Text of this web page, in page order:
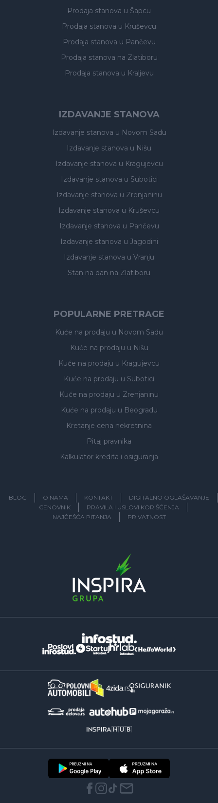
Prodaja stanova u Šapcu
Prodaja stanova u Kruševcu
Prodaja stanova u Pančevu
Prodaja stanova na Zlatiboru
Prodaja stanova u Kraljevu
IZDAVANJE STANOVA
Izdavanje stanova u Novom Sadu
Izdavanje stanova u Nišu
Izdavanje stanova u Kragujevcu
Izdavanje stanova u Subotici
Izdavanje stanova u Zrenjaninu
Izdavanje stanova u Kruševcu
Izdavanje stanova u Pančevu
Izdavanje stanova u Jagodini
Izdavanje stanova u Vranju
Stan na dan na Zlatiboru
POPULARNE PRETRAGE
Kuće na prodaju u Novom Sadu
Kuće na prodaju u Nišu
Kuće na prodaju u Kragujevcu
Kuće na prodaju u Subotici
Kuće na prodaju u Zrenjaninu
Kuće na prodaju u Beogradu
Kretanje cena nekretnina
Pitaj pravnika
Kalkulator kredita i osiguranja
BLOG O NAMA KONTAKT
DIGITALNO OGLAŠAVANJE
CENOVNIK
PRAVILA I USLOVI KORIŠĆENJA
NAJČEŠĆA PITANJA
PRIVATNOST